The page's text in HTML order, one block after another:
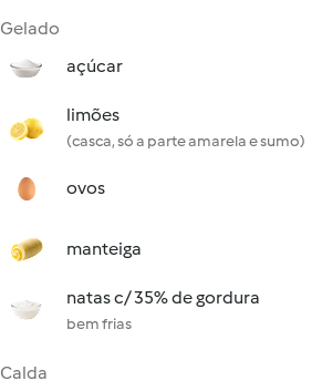
Gelado
açúcar
limões
(casca, só a parte amarela e sumo)
ovos
manteiga
natas c/ 35% de gordura
bem frias
Calda